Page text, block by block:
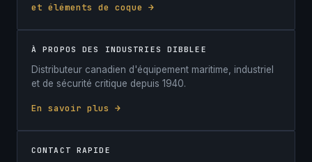
et éléments de coque →
À PROPOS DES INDUSTRIES DIBBLEE
Distributeur canadien d'équipement maritime, industriel
et de sécurité critique depuis 1940.
En savoir plus →
CONTACT RAPIDE